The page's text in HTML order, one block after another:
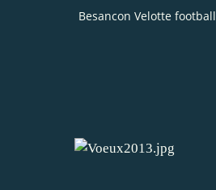
Besancon Velotte football